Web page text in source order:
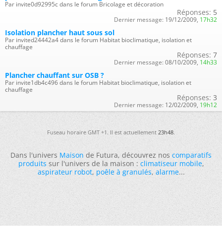
Par invite0d92995c dans le forum Bricolage et décoration
Réponses: 5
Dernier message: 19/12/2009, 17h32
Isolation plancher haut sous sol
Par invited24442a4 dans le forum Habitat bioclimatique, isolation et
chauffage
Réponses: 7
Dernier message: 08/10/2009, 14h33
Plancher chauffant sur OSB ?
Par invite1db4c496 dans le forum Habitat bioclimatique, isolation et
chauffage
Réponses: 3
Dernier message: 12/02/2009, 19h12
Fuseau horaire GMT +1. Il est actuellement23h48.
Dans l'universMaisonde Futura, découvrez noscomparatifs
produitssur l'univers de la maison :climatiseur mobile,
aspirateur robot,poêle à granulés,alarme...